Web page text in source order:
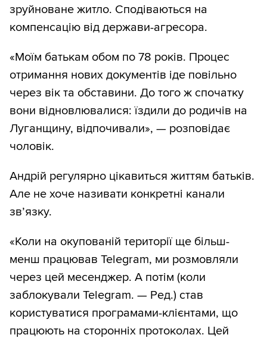
зруйноване житло. Сподіваються на
компенсацію від держави-агресора.
«Моїм батькам обом по 78 років. Процес
отримання нових документів іде повільно
через вік та обставини. До того ж спочатку
вони відновлювалися: їздили до родичів на
Луганщину, відпочивали», — розповідає
чоловік.
Андрій регулярно цікавиться життям батьків.
Але не хоче називати конкретні канали
зв’язку.
«Коли на окупованій території ще більш-
менш працював Telegram, ми розмовляли
через цей месенджер. А потім (коли
заблокували Telegram. — Ред.) став
користуватися програмами-клієнтами, що
працюють на сторонніх протоколах. Цей